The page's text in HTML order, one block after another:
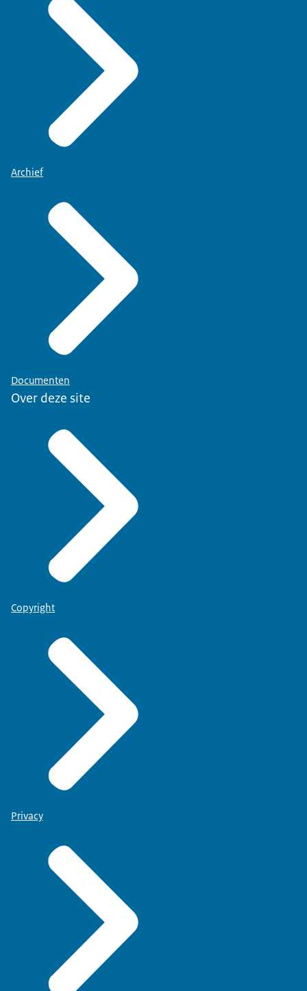
Archief
Documenten
Over deze site
Copyright
Privacy